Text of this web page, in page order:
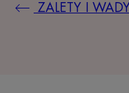
ZALETY I